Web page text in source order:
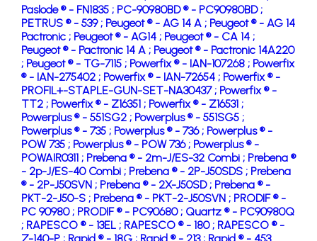
Paslode ® - FN1835 ; PC-90980BD ® - PC90980BD ;
PETRUS ® - 539 ; Peugeot ® - AG 14 A ; Peugeot ® - AG 14
Pactronic ; Peugeot ® - AG14 ; Peugeot ® - CA 14 ;
Peugeot ® - Pactronic 14 A ; Peugeot ® - Pactronic 14A220
; Peugeot ® - TG-7115 ; Powerfix ® - IAN-107268 ; Powerfix
® - IAN-275402 ; Powerfix ® - IAN-72654 ; Powerfix ® -
PROFIL+-STAPLE-GUN-SET-NA30437 ; Powerfix ® -
TT2 ; Powerfix ® - Z16351 ; Powerfix ® - Z16531 ;
Powerplus ® - 551SG2 ; Powerplus ® - 551SG5 ;
Powerplus ® - 735 ; Powerplus ® - 736 ; Powerplus ® -
POW 735 ; Powerplus ® - POW 736 ; Powerplus ® -
POWAIR0311 ; Prebena ® - 2m-J/ES-32 Combi ; Prebena ®
- 2p-J/ES-40 Combi ; Prebena ® - 2P-J50SDS ; Prebena
® - 2P-J50SVN ; Prebena ® - 2X-J50SD ; Prebena ® -
PKT-2-J50-S ; Prebena ® - PKT-2-J50SVN ; PRODIF ® -
PC 90980 ; PRODIF ® - PC90680 ; Quartz ® - PC90980Q
; RAPESCO ® - 13EL ; RAPESCO ® - 180 ; RAPESCO ® -
Z-140-P ; Rapid ® - 18G ; Rapid ® - 213 ; Rapid ® - 453